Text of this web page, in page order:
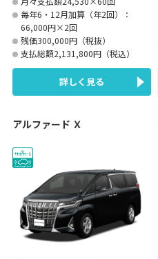
毎年6・12月加算（年2回）：
66,000円×2回
残価300,000円（税抜）
支払総額2,131,800円（税込）
詳しく見る
アルファード Ｘ